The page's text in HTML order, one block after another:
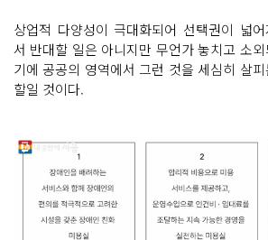
상업적 다양성이 극대화되어 선택권이 넓
서 반대할 일은 아니지만 무언가 놓치고 소
기에 공공의 영역에서 그런 것을 세심히 살
할일 것이다.